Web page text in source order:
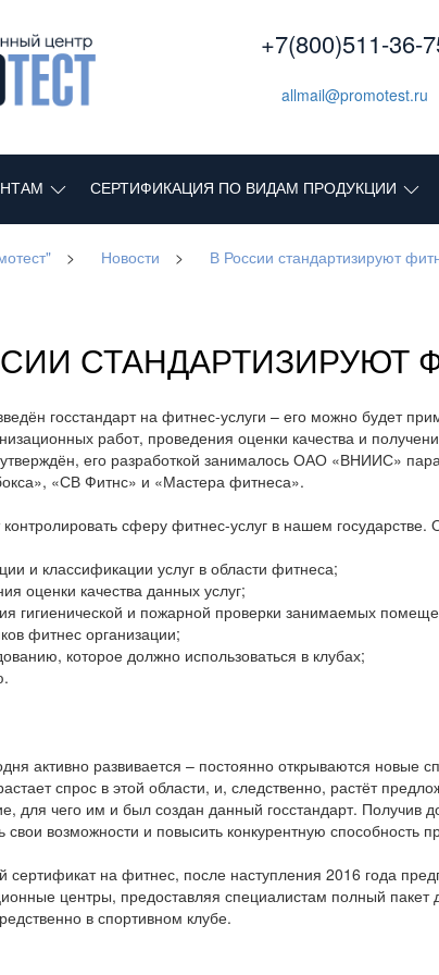
+7(800)511-36-
allmail@promotest.ru
СЕРТИФИКАЦИЯ ПО ВИДАМ ПРОДУКЦИИ
> Новости > В России стандартизируют
СТАНДАРТИЗИРУЮТ
госстандарт на фитнес-услуги – его можно будет
работ, проведения оценки качества и
его разработкой занималось ОАО «ВНИИС»
«СВ Фитнс» и «Мастера фитнеса».
сферу фитнес-услуг в нашем государстве.
и классификации услуг в области фитнеса;
оценки качества данных услуг;
гигиенической и пожарной проверки занимаемых
фитнес организации;
которое должно использоваться в клубах;
активно развивается – постоянно открываются новые
спрос в этой области, и, следственно, растёт
для чего им и был создан данный госстандарт.
возможности и повысить конкурентную способность
сертификат на фитнес, после наступления 2016 года
центры, предоставляя специалистам полный пакет
в спортивном клубе.